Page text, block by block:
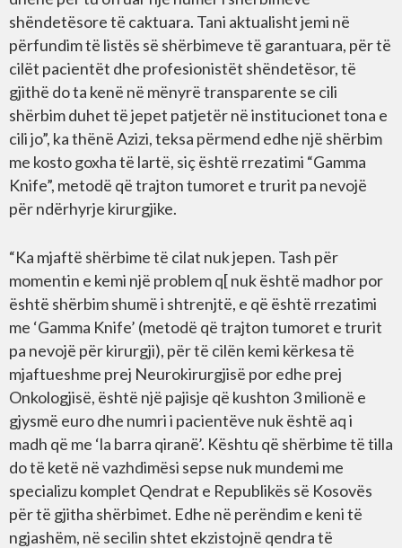
shëndetësore të caktuara. Tani aktualisht jemi në
përfundim të listës së shërbimeve të garantuara, për të
cilët pacientët dhe profesionistët shëndetësor, të
gjithë do ta kenë në mënyrë transparente se cili
shërbim duhet të jepet patjetër në institucionet tona e
cili jo”, ka thënë Azizi, teksa përmend edhe një shërbim
me kosto goxha të lartë, siç është rrezatimi “Gamma
Knife”, metodë që trajton tumoret e trurit pa nevojë
për ndërhyrje kirurgjike.
“Ka mjaftë shërbime të cilat nuk jepen. Tash për
momentin e kemi një problem q[ nuk është madhor por
është shërbim shumë i shtrenjtë, e që është rrezatimi
me ‘Gamma Knife’ (metodë që trajton tumoret e trurit
pa nevojë për kirurgji), për të cilën kemi kërkesa të
mjaftueshme prej Neurokirurgjisë por edhe prej
Onkologjisë, është një pajisje që kushton 3 milionë e
gjysmë euro dhe numri i pacientëve nuk është aq i
madh që me ‘la barra qiranë’. Kështu që shërbime të tilla
do të ketë në vazhdimësi sepse nuk mundemi me
specializu komplet Qendrat e Republikës së Kosovës
për të gjitha shërbimet. Edhe në perëndim e keni të
ngjashëm, në secilin shtet ekzistojnë qendra të